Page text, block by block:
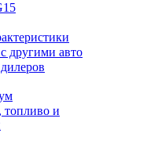
другими авто
и